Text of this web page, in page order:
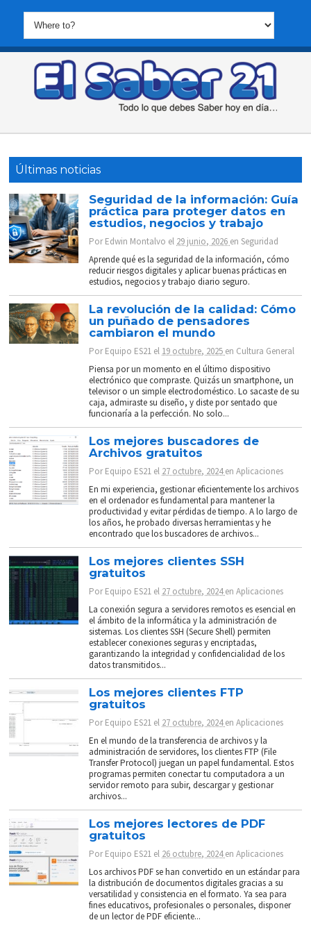
Últimas noticias
Seguridad de la información: Guía
práctica para proteger datos en
estudios, negocios y trabajo
PorEdwin Montalvo el 29 junio, 2026 enSeguridad
Aprende qué es la seguridad de la información, cómo
reducir riesgos digitales y aplicar buenas prácticas en
estudios, negocios y trabajo diario seguro.
La revolución de la calidad: Cómo
un puñado de pensadores
cambiaron el mundo
PorEquipo ES21 el 19 octubre, 2025 en Cultura General
Piensa por un momento en el último dispositivo
electrónico que compraste. Quizás un smartphone, un
televisor o un simple electrodoméstico. Lo sacaste de su
caja, admiraste su diseño, y diste por sentado que
funcionaría a la perfección. No solo...
Los mejores buscadores de
Archivos gratuitos
PorEquipo ES21 el 27 octubre, 2024enAplicaciones
En mi experiencia, gestionar eficientemente los archivos
en el ordenador es fundamental para mantener la
productividad y evitar pérdidas de tiempo. A lo largo de
los años, he probado diversas herramientas y he
encontrado que los buscadores de archivos...
Los mejores clientes SSH
gratuitos
PorEquipo ES21 el 27 octubre, 2024enAplicaciones
La conexión segura a servidores remotos es esencial en
el ámbito de la informática y la administración de
sistemas. Los clientes SSH (Secure Shell) permiten
establecer conexiones seguras y encriptadas,
garantizando la integridad y confidencialidad de los
datos transmitidos...
Los mejores clientes FTP
gratuitos
PorEquipo ES21 el 27 octubre, 2024enAplicaciones
En el mundo de la transferencia de archivos y la
administración de servidores, los clientes FTP (File
Transfer Protocol) juegan un papel fundamental. Estos
programas permiten conectar tu computadora a un
servidor remoto para subir, descargar y gestionar
archivos...
Los mejores lectores de PDF
gratuitos
PorEquipo ES21 el 26 octubre, 2024enAplicaciones
Los archivos PDF se han convertido en un estándar para
la distribución de documentos digitales gracias a su
versatilidad y consistencia en el formato. Ya sea para
fines educativos, profesionales o personales, disponer
de un lector de PDF eficiente...